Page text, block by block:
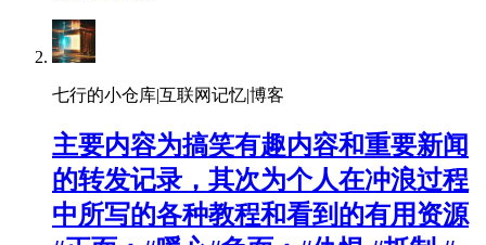
七行的小仓库|互联网记忆|博客
主要内容为搞笑有趣内容和重要新闻
的转发记录，其次为个人在冲浪过程
中所写的各种教程和看到的有用资源